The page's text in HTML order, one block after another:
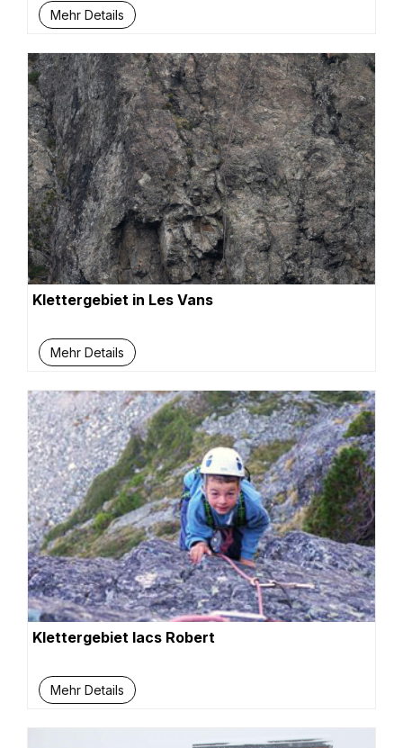
Mehr Details
Klettergebiet in Les Vans
Mehr Details
Klettergebiet lacs Robert
Mehr Details